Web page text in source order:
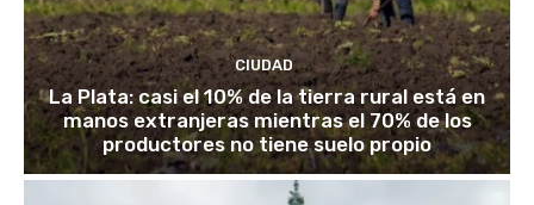
CIUDAD
La Plata: casi el 10% de la tierra rural está en
manos extranjeras mientras el 70% de los
productores no tiene suelo propio